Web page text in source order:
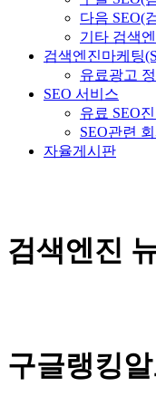
다음 SEO(
기타 검색
검색엔진마케팅
유료광고
SEO 서비스
유료 SEO
SEO관련
자율게시판
검색엔진
구글랭킹